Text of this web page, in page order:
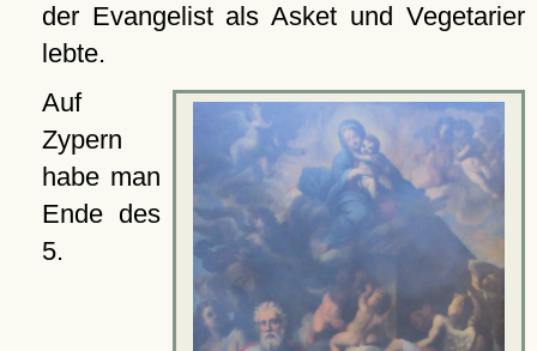
der Evangelist als Asket und Vegetarier
lebte.
Auf
Zypern
habe man
Ende des
5.